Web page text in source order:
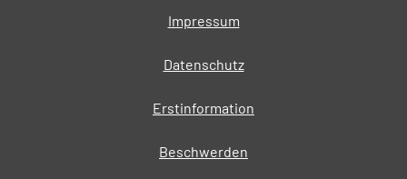
Impressum
Datenschutz
Erstinformation
Beschwerden